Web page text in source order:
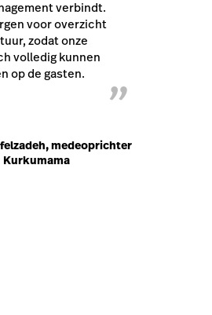
verbindt.
voor overzicht
zodat onze
volledig kunnen
op de gasten.
”
medeoprichter
Kurkumama